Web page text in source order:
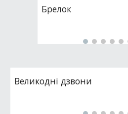
Брелок
Великодні дзвони